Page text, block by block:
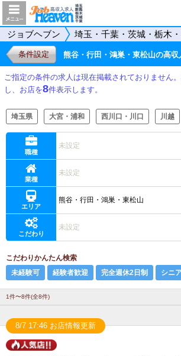
ジョブヘブン 埼玉・千葉・茨城・栃木
条件設定 熊谷・行田・鴻巣・東松山の高収
ご指定の条件の求人は現在掲載されておりません
し、お店を8件表示します。
埼玉県 大宮・浦和 西川口・川口 川越
職種
未設定
業種
未設定
エリア
熊谷・行田・鴻巣・東松山
こだわり
未設定
こだわりかんたん検索
未経験可
経験者歓迎 完全週休2日制 シニ
1件〜8件(全8件)
8/7 17:46 お店情報更新